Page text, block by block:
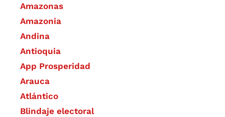
Amazonas
Amazonia
Andina
Antioquia
App Prosperidad
Arauca
Atlántico
Blindaje electoral